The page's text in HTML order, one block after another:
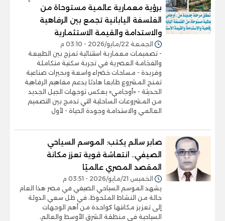
برؤية معمارية عالمية مستوحاة من
الفلسفة اليابانية تجمع بين الرفاهية
والاستدامة والقيمة الاستثمارية
الجمعة 22/مايو/2026 - 03:10 م
- تصميمات معمارية استثنائية تمزج بين الطبيعة
والفخامة العصرية في تجربة سكنية متكاملة
وفريدة - مساحات خضراء واسعة وبحيرات صناعية
تمنح المشروع طابعا هادئا يدعم مفاهيم الرفاهية
الحديثة - «أوجامي» يعكس توجهات الجيل الجديد
من المشروعات الساحلية التي تدمج بين التصميم
العالمي والاستدامة وجودة الحياة - لأول
صابر سالم يكتب: الموسم السياحي
الصيفي.. انتعاشة قوية تعزز مكانة
المقصد المصري عالميًا
الخميس 21/مايو/2026 - 03:51 م
يشهد الموسم السياحي الصيفي في مصر هذا العام
حالة من النشاط الملحوظ، في ظل سعي الدولة
إلى تعزيز مكانتها كواحدة من أهم الوجهات
السياحية في منطقة الشرق الأوسط والعالم،